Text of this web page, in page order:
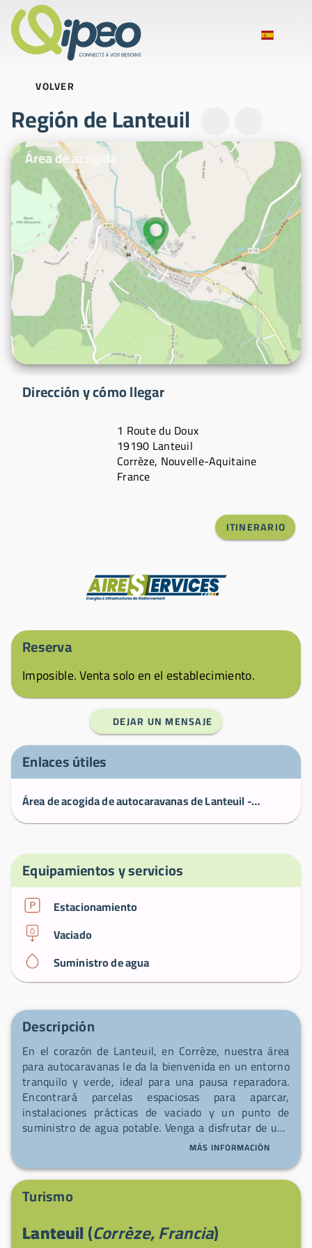
VOLVER
Región de Lanteuil
Fotos ilustrativas
Área de acogida
Dirección y cómo llegar
1 Route du Doux
19190 Lanteuil
Corrèze, Nouvelle-Aquitaine
France
ITINERARIO
Fabricante
Reserva
Imposible. Venta solo en el establecimiento.
DEJAR UN MENSAJE
Enlaces útiles
Área de acogida de autocaravanas de Lanteuil - LANTEUIL - Áreas de autocaravanas - Tourisme Corrèze
Equipamientos y servicios
Estacionamiento
Vaciado
Suministro de agua
Descripción
En el corazón de Lanteuil, en Corrèze, nuestra área
para autocaravanas le da la bienvenida en un entorno
tranquilo y verde, ideal para una pausa reparadora.
Encontrará parcelas espaciosas para aparcar,
instalaciones prácticas de vaciado y un punto de
suministro de agua potable. Venga a disfrutar de una
parada sencilla y acogedora para retomar la ruta con
MÁS INFORMACIÓN
Turismo
Lanteuil(Corrèze, Francia)